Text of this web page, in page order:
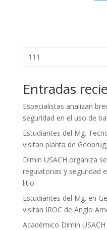
Entradas
Especialistas analizan
seguridad en el uso de
Estudiantes del Mg.
visitan planta de
Dimin USACH organiza
regulatorias y seguridad
litio
Estudiantes del Mg. en
visitan IROC de Anglo
Académico Dimin